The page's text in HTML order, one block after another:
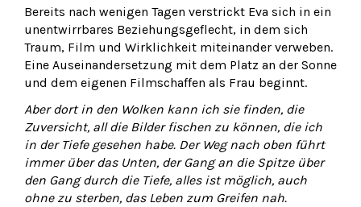
Bereits nach wenigen Tagen verstrickt Eva sich in ein
unentwirrbares Beziehungsgeflecht, in dem sich
Traum, Film und Wirklichkeit miteinander verweben.
Eine Auseinandersetzung mit dem Platz an der Sonne
und dem eigenen Filmschaffen als Frau beginnt.
Aber dort in den Wolken kann ich sie finden, die
Zuversicht, all die Bilder fischen zu können, die ich
in der Tiefe gesehen habe. Der Weg nach oben führt
immer über das Unten, der Gang an die Spitze über
den Gang durch die Tiefe, alles ist möglich, auch
ohne zu sterben, das Leben zum Greifen nah.